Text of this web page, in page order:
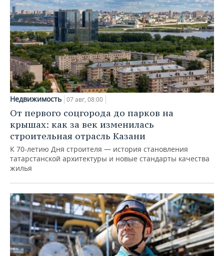
Недвижимость 07 авг, 08:00
От первого соцгорода до парков на
крышах: как за век изменилась
строительная отрасль Казани
К 70-летию Дня строителя — история становления
татарстанской архитектуры и новые стандарты качества
жилья